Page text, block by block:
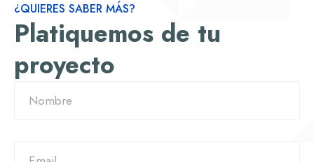
¿QUIERES SABER MÁS?
Platiquemos de tu
proyecto